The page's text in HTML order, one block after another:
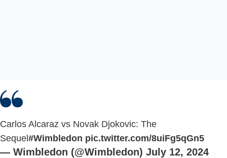
Carlos Alcaraz vs Novak Djokovic: The
Sequel#Wimbledon pic.twitter.com/8uiFg5qGn5
— Wimbledon (@Wimbledon) July 12, 2024